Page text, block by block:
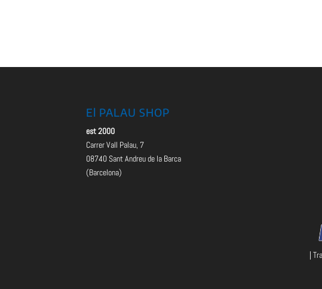
El PALAU SHOP
est 2000
Carrer Vall Palau, 7
08740 Sant Andreu de la Barca
(Barcelona)
|